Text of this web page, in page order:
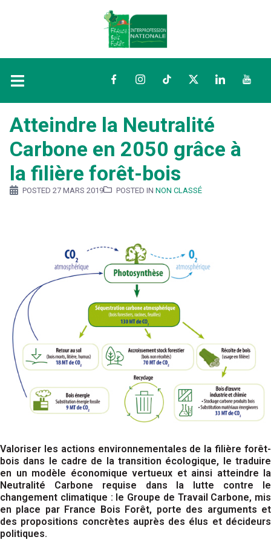
FacebookInstagramTikTokTwitterLinkedIn
Atteindre la Neutralité
Carbone en 2050 grâce à
la filière forêt-bois
POSTED 27 MARS 2019 POSTED IN NON CLASSÉ
Valoriser les actions environnementales de la filière forêt-
bois dans le cadre de la transition écologique, le traduire
en un modèle économique vertueux et ainsi atteindre la
Neutralité Carbone requise dans la lutte contre le
changement climatique : le Groupe de Travail Carbone, mis
en place par France Bois Forêt, porte des arguments et
des propositions concrètes auprès des élus et décideurs
politiques.